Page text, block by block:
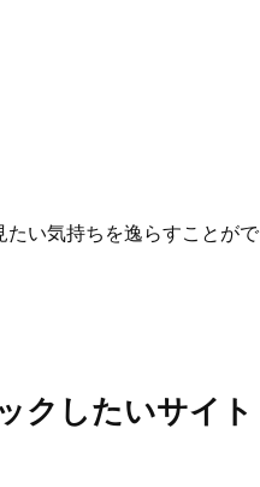
い気持ちを逸らすことがで
クしたいサイト